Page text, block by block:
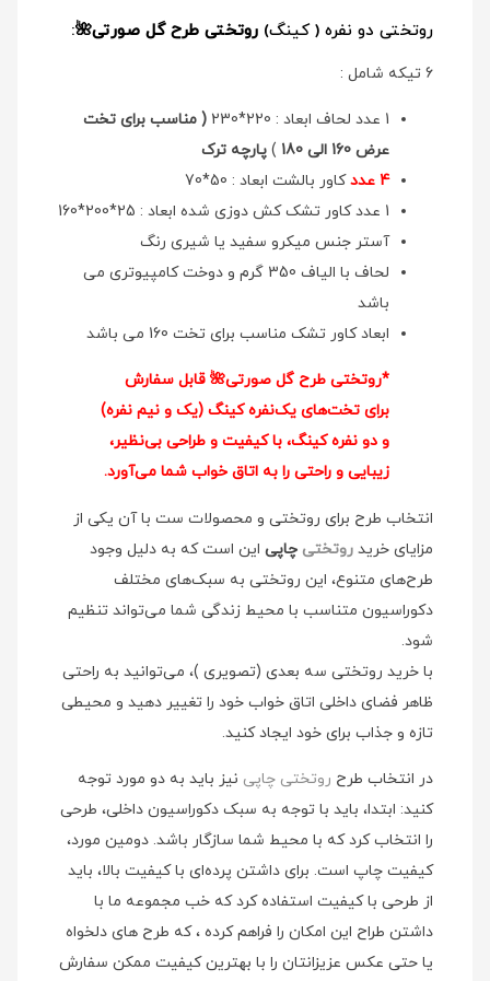
روتختی دو نفره ( کینگ) روتختی طرح گل صورتی🌺:
6 تیکه شامل :
1 عدد لحاف ابعاد : 220*230
( مناسب برای تخت
عرض 160 الی 180
) پارچه ترک
4 عدد
کاور بالشت ابعاد : 50*70
1 عدد کاور تشک کش دوزی شده ابعاد : 25*200*160
آستر جنس میکرو سفید یا شیری رنگ
لحاف با الیاف 350 گرم و دوخت کامپیوتری می
باشد
ابعاد کاور تشک مناسب برای تخت 160 می باشد
*روتختی طرح گل صورتی🌺 قابل سفارش
برای تخت‌های یک‌نفره کینگ (یک و نیم نفره)
و دو نفره کینگ، با کیفیت و طراحی بی‌نظیر،
زیبایی و راحتی را به اتاق خواب شما می‌آورد.
انتخاب طرح برای روتختی و محصولات ست با آن یکی از
مزایای خرید روتختی چاپی این است که به دلیل وجود
طرح‌های متنوع، این روتختی به سبک‌های مختلف
دکوراسیون متناسب با محیط زندگی شما می‌تواند تنظیم
شود.
با خرید روتختی سه بعدی (تصویری )، می‌توانید به راحتی
ظاهر فضای داخلی اتاق خواب خود را تغییر دهید و محیطی
تازه و جذاب برای خود ایجاد کنید.
در انتخاب طرح روتختی چاپی نیز باید به دو مورد توجه
کنید: ابتدا، باید با توجه به سبک دکوراسیون داخلی، طرحی
را انتخاب کرد که با محیط شما سازگار باشد. دومین مورد،
کیفیت چاپ است. برای داشتن پرده‌ای با کیفیت بالا، باید
از طرحی با کیفیت استفاده کرد که خب مجموعه ما با
داشتن طراح این امکان را فراهم کرده ، که طرح های دلخواه
یا حتی عکس عزیزانتان را با بهترین کیفیت ممکن سفارش